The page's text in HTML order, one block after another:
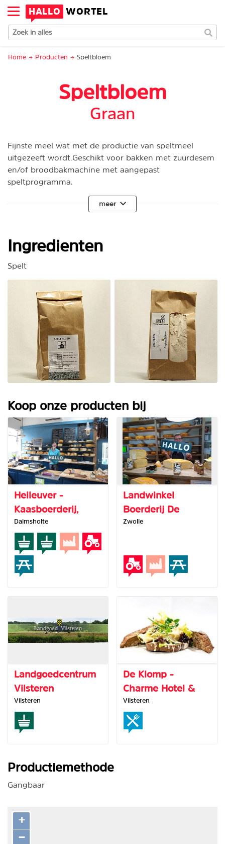
HALLO WORTEL
Home Producten Speltbloem
Speltbloem
Graan
Fijnste meel wat met de productie van speltmeel
uitgezeeft wordt.Geschikt voor bakken met zuurdesem
en/of broodbakmachine met aangepast
speltprogramma.
meer
Ingredienten
Spelt
Koop onze producten bij
Heileuver -
Kaasboerderij,
winkel en
schilderijenhuis
Dalmsholte
Landwinkel
Boerderij De
Huppe
Zwolle
Landgoedcentrum
Vilsteren
Vilsteren
De Klomp -
Charme Hotel &
Restaurant
Vilsteren
Productiemethode
Gangbaar
+
−